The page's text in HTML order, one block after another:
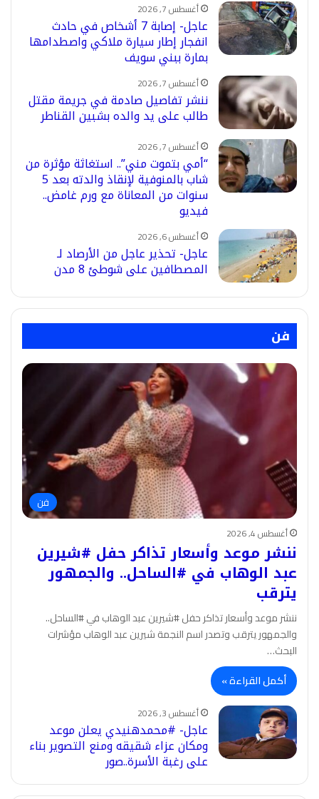
أغسطس 7, 2026
عاجل- إصابة 7 أشخاص في حادث
انفجار إطار سيارة ملاكي واصطدامها
بمارة ببني سويف
أغسطس 7, 2026
ننشر تفاصيل صادمة في جريمة مقتل
طالب على يد والده بشبين القناطر
أغسطس 7, 2026
“أمي بتموت مني”.. استغاثة مؤثرة من
شاب بالمنوفية لإنقاذ والدته بعد 5
سنوات من المعاناة مع ورم غامض..
فيديو
أغسطس 6, 2026
عاجل- تحذير عاجل من الأرصاد لـ
المصطافين على شوطئ 8 مدن
فن
فن
أغسطس 4, 2026
ننشر موعد وأسعار تذاكر حفل #شيرين
عبد الوهاب في #الساحل.. والجمهور
يترقب
ننشر موعد وأسعار تذاكر حفل #شيرين عبد الوهاب في #الساحل..
والجمهور يترقب وتصدر اسم النجمة شيرين عبد الوهاب مؤشرات
البحث…
أكمل القراءة »
أغسطس 3, 2026
عاجل- #محمدهنيدي يعلن موعد
ومكان عزاء شقيقه ومنع التصوير بناء
على رغبة الأسرة..صور